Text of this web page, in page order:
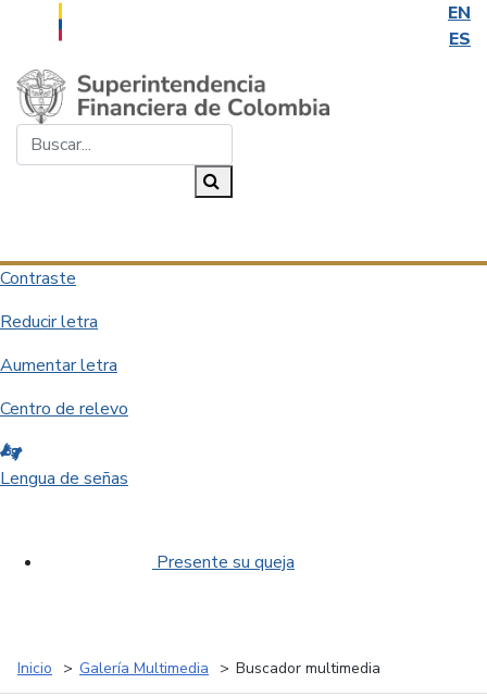
EN
ES
Saltar al contenido principal
Contraste
Reducir letra
Aumentar letra
Centro de relevo
Lengua de señas
Presente su queja
Inicio Galería Multimedia Buscador multimedia